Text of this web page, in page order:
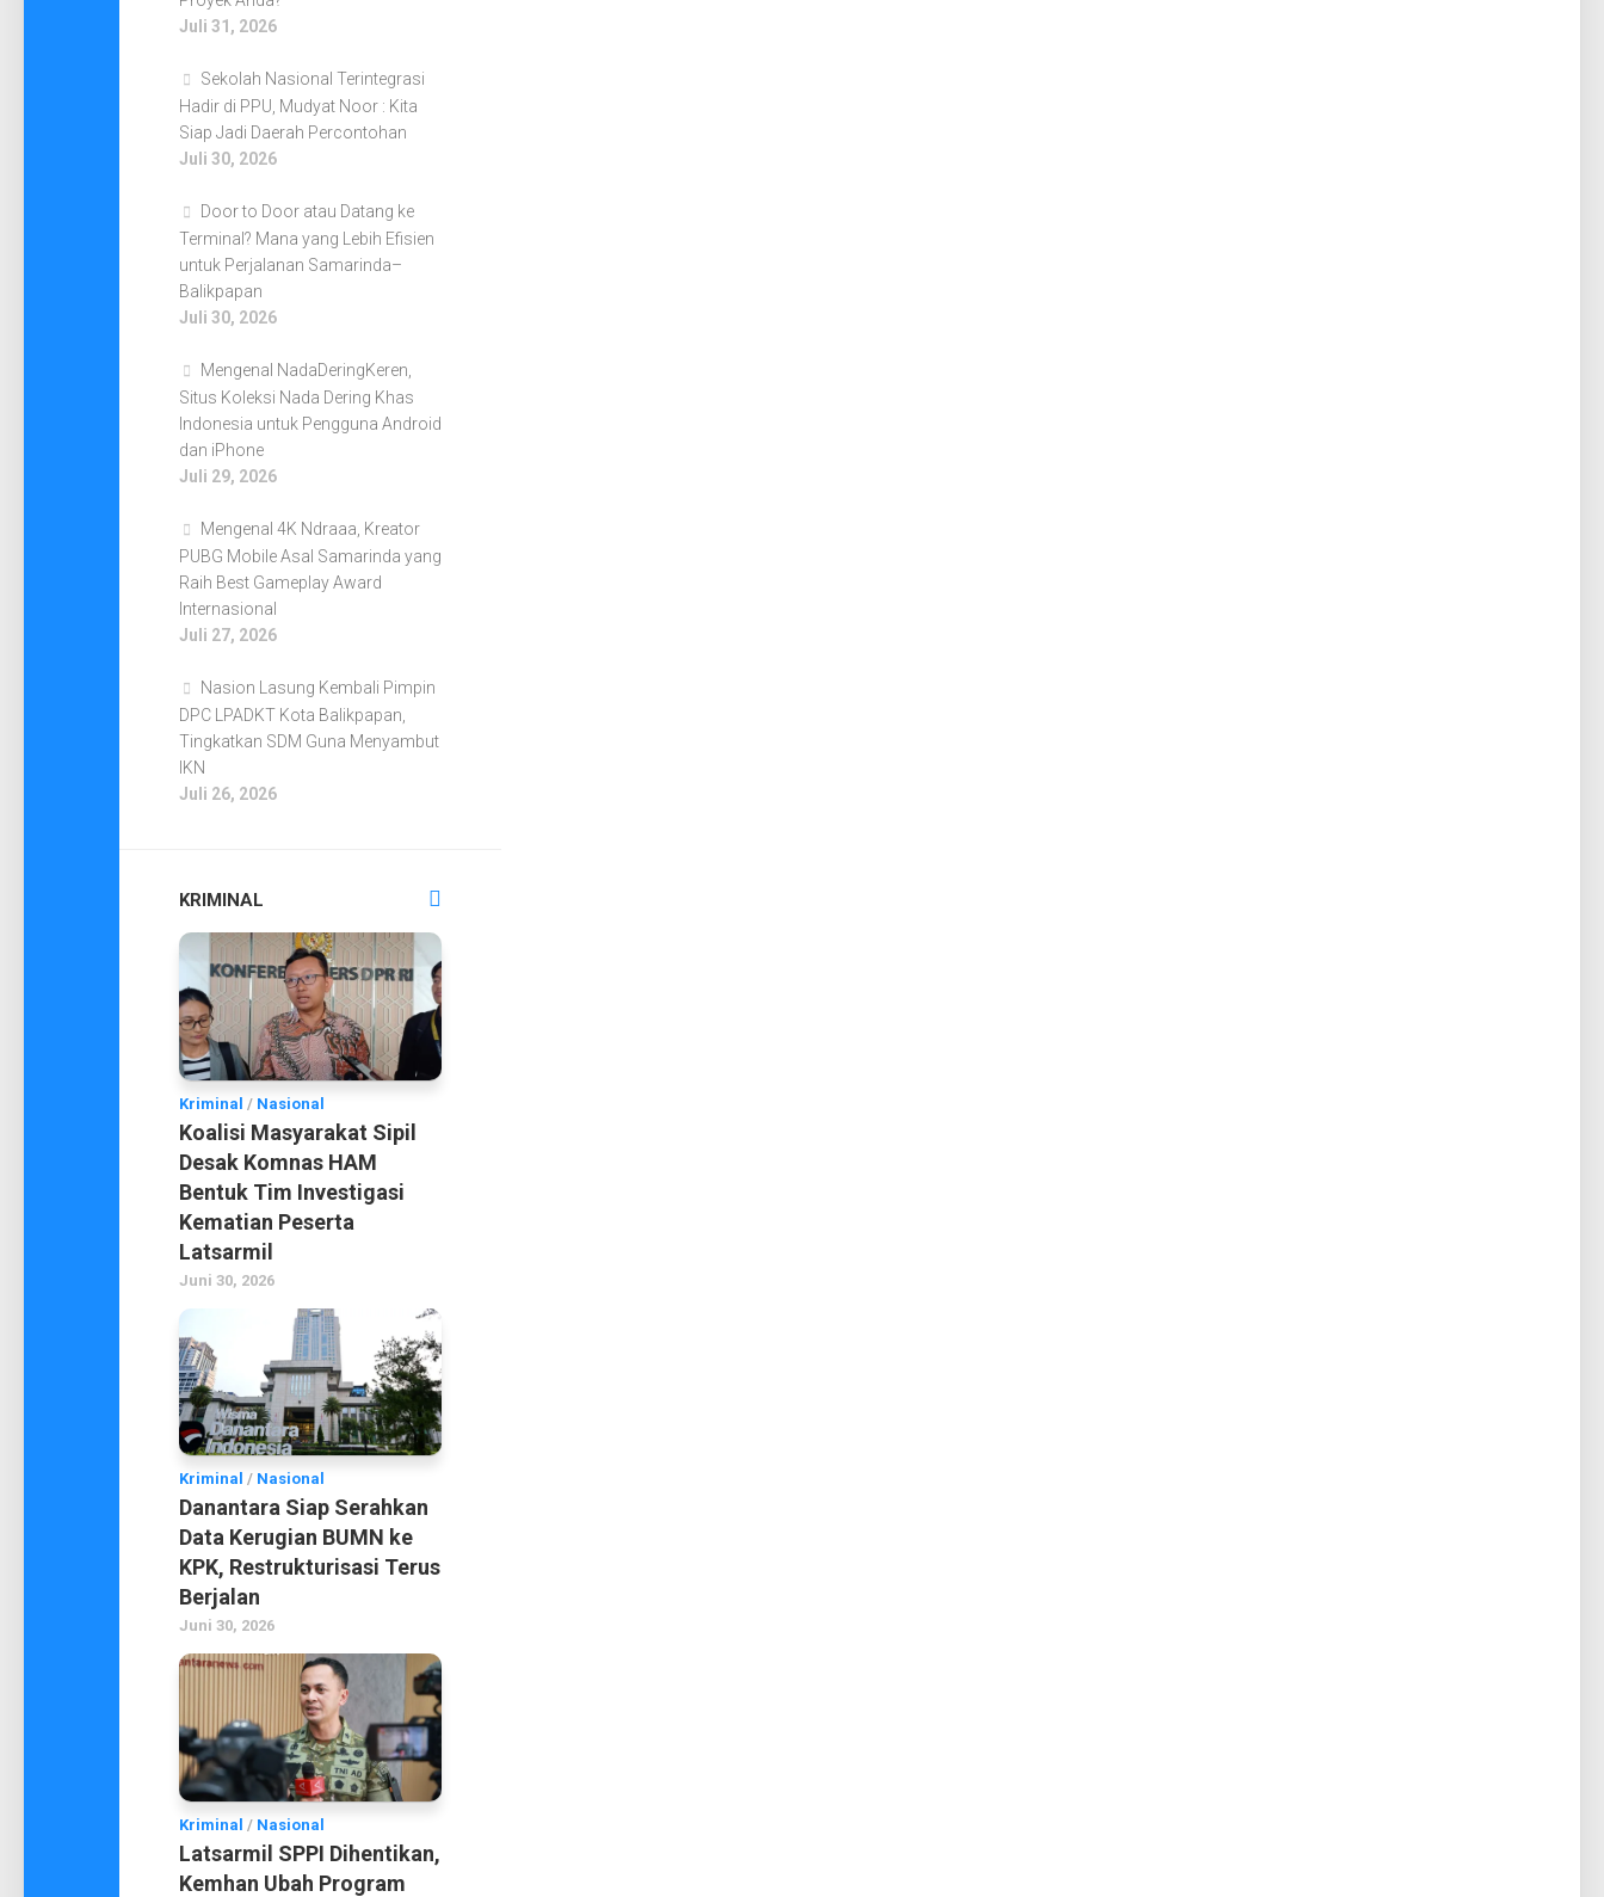
Juli 31, 2026
Sekolah Nasional Terintegrasi
Hadir di PPU, Mudyat Noor : Kita
Siap Jadi Daerah Percontohan
Juli 30, 2026
Door to Door atau Datang ke
Terminal? Mana yang Lebih Efisien
untuk Perjalanan Samarinda–
Balikpapan
Juli 30, 2026
Mengenal NadaDeringKeren,
Situs Koleksi Nada Dering Khas
Indonesia untuk Pengguna Android
dan iPhone
Juli 29, 2026
Mengenal 4K Ndraaa, Kreator
PUBG Mobile Asal Samarinda yang
Raih Best Gameplay Award
Internasional
Juli 27, 2026
Nasion Lasung Kembali Pimpin
DPC LPADKT Kota Balikpapan,
Tingkatkan SDM Guna Menyambut
IKN
Juli 26, 2026
KRIMINAL
Kriminal / Nasional
Koalisi Masyarakat Sipil
Desak Komnas HAM
Bentuk Tim Investigasi
Kematian Peserta
Latsarmil
Juni 30, 2026
Kriminal / Nasional
Danantara Siap Serahkan
Data Kerugian BUMN ke
KPK, Restrukturisasi Terus
Berjalan
Juni 30, 2026
Kriminal / Nasional
Latsarmil SPPI Dihentikan,
Kemhan Ubah Program